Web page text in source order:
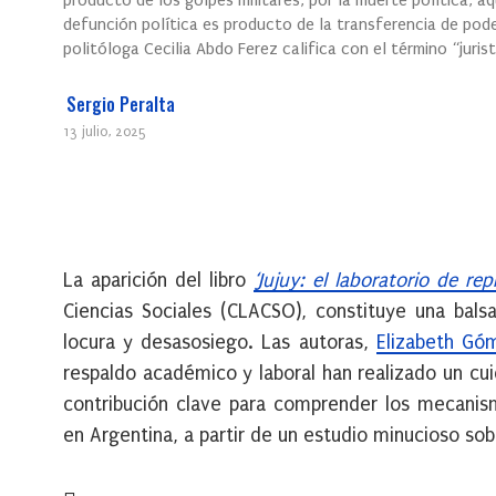
defunción política es producto de la transferencia de
politóloga Cecilia Abdo Ferez califica con el término
Sergio Peralta
13 julio, 2025
La aparición del libro ‘Jujuy: el laboratorio de
Ciencias Sociales (CLACSO), constituye una
locura y desasosiego. Las autoras, Elizabeth
respaldo académico y laboral han realizado un
contribución clave para comprender los
en Argentina, a partir de un estudio minucioso